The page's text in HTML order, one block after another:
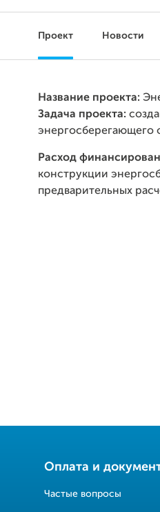
Проект Новости
Название проекта:
Задача проекта:
энергосберегающего
Расход
конструкции
предварительных
Оплата и
Частые вопросы